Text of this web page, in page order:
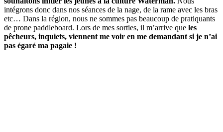
intégrons donc dans nos séances de la nage, de la rame avec les bras
etc… Dans la région, nous ne sommes pas beaucoup de pratiquants
de prone paddleboard. Lors de mes sorties, il m’arrive que les
pêcheurs, inquiets, viennent me voir en me demandant si je n’ai
pas égaré ma pagaie !